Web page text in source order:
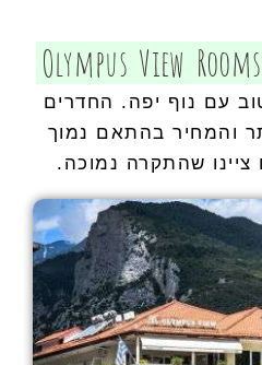
עם נוף יפה. החדרים
והמחיר בהתאם נמוך
שהתקרה נמוכה.